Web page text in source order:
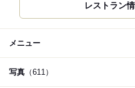
レストラン
メニュー
写真 （611）